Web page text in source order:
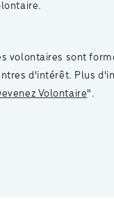
volontaires sont
d'intérêt. Plus
Volontaire".